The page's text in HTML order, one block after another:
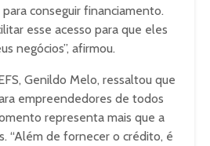
conseguir financiamento.
esse acesso para que eles
negócios”, afirmou.
Genildo Melo, ressaltou que
empreendedores de todos
representa mais que a
“Além de fornecer o crédito, é